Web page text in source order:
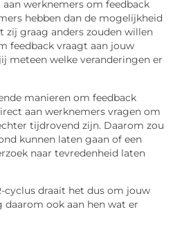
werknemers om feedback
hebben dan de mogelijkheid
zij graag anders zouden willen
feedback vraagt aan jouw
meteen welke veranderingen er
manieren om feedback
aan werknemers vragen om
tijdrovend zijn. Daarom zou
kunnen laten gaan of een
naar tevredenheid laten
cyclus draait het dus om jouw
daarom ook aan hen wat er